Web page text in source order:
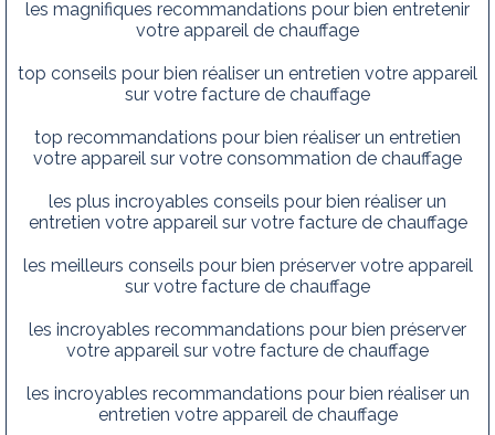
les magnifiques recommandations pour bien entretenir
votre appareil de chauffage
top conseils pour bien réaliser un entretien votre appareil
sur votre facture de chauffage
top recommandations pour bien réaliser un entretien
votre appareil sur votre consommation de chauffage
les plus incroyables conseils pour bien réaliser un
entretien votre appareil sur votre facture de chauffage
les meilleurs conseils pour bien préserver votre appareil
sur votre facture de chauffage
les incroyables recommandations pour bien préserver
votre appareil sur votre facture de chauffage
les incroyables recommandations pour bien réaliser un
entretien votre appareil de chauffage